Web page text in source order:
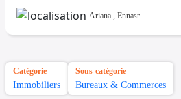
Ariana , Ennasr
Catégorie
Immobiliers
Sous-catégorie
Bureaux & Commerces